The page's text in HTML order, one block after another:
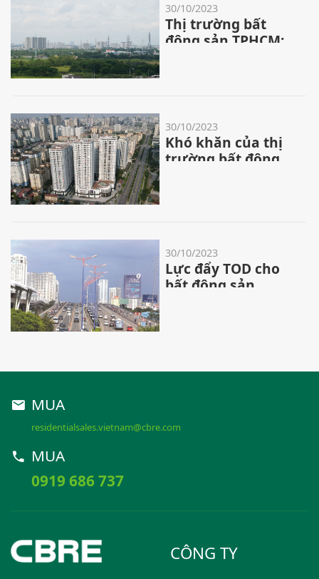
30/10/2023
Thị trường bất
động sản TPHCM:
30/10/2023
Khó khăn của thị
trường bất động
30/10/2023
Lực đẩy TOD cho
bất động sản
MUA
residentialsales.vietnam@cbre.com
MUA
0919 686 737
CÔNG TY